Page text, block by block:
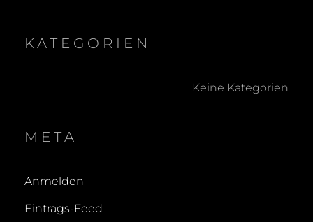
KATEGORIEN
Keine Kategorien
META
Anmelden
Eintrags-Feed